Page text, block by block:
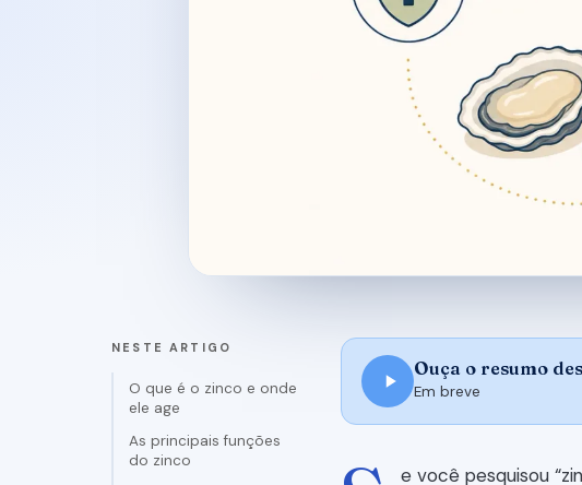
NESTE ARTIGO
O que é o zinco e onde
ele age
As principais funções
do zinco
Ouça o resumo
Em breve
e você pesquisou